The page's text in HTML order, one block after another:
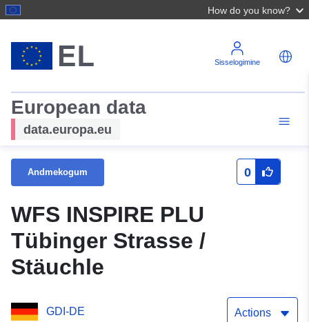
How do you know?
Sisselogimine
European data
data.europa.eu
Andmekogum 0
WFS INSPIRE PLU
Tübinger Strasse /
Stäuchle
GDI-DE Actions